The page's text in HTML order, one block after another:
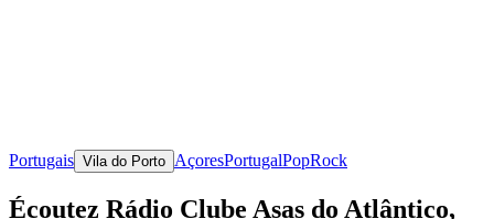
Portugais Vila do Porto AçoresPortugalPopRock
Écoutez Rádio Clube Asas do Atlântico,